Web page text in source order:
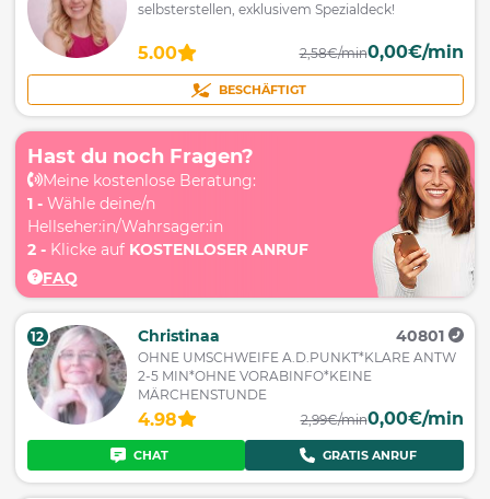
Hast du noch Fragen?
Meine kostenlose Beratung:
1 -Wähle deine/n
Hellseher:in/Wahrsager:in
2 -Klicke auf KOSTENLOSER ANRUF
FAQ
selbsterstellen, exklusivem Spezialdeck!
5.00 2,58€/min0,00€/min
BESCHÄFTIGT
12 Christinaa 40801
OHNE UMSCHWEIFE A.D.PUNKT*KLARE ANTW
2-5 MIN*OHNE VORABINFO*KEINE
MÄRCHENSTUNDE
4.98 2,99€/min0,00€/min
CHAT GRATIS ANRUF